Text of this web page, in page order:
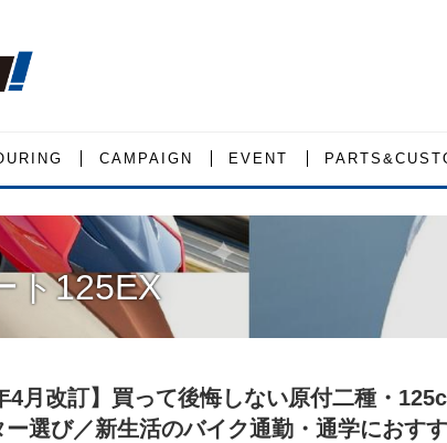
CAMPAIGN EVENT
ト125EX
4月改訂】買って後悔しない原付二種・
ー選び／新生活のバイク通勤・通学におすす